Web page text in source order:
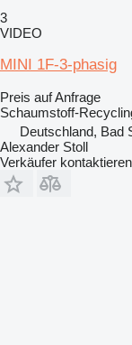
3
VIDEO
MINI 1F-3-phasig
Preis auf Anfrage
Schaumstoff-
Deutschland, Bad
Alexander Stoll
Verkäufer kontaktieren